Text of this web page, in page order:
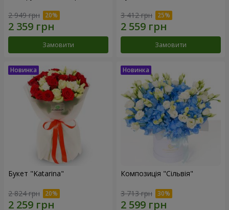
2 949 грн
Замовити
3 412 грн
Замовити
Букет "Katarina"
2 824 грн
Композиція "Сільвія"
3 713 грн